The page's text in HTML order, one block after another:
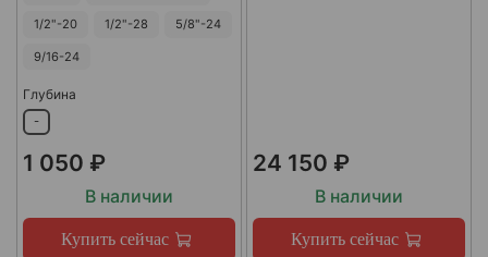
1/2"-20 1/2"-28 5/8"-24
9/16-24
Глубина
-
1 050 ₽
В наличии
Купить сейчас
24 150 ₽
В наличии
Купить сейчас